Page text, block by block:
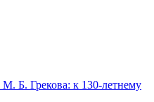
Б. Грекова: к 130-летнему